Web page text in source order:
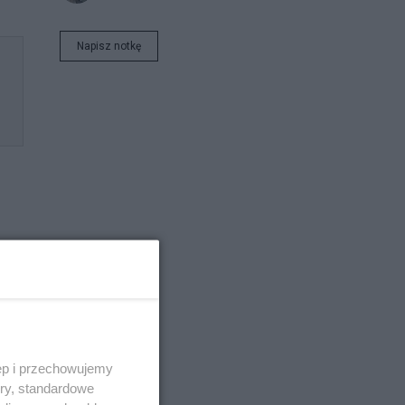
Napisz notkę
i przechowujemy
standardowe